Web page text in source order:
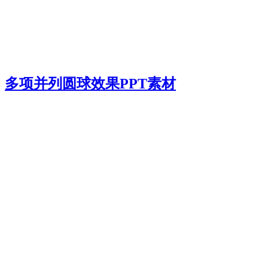
多项并列圆球效果PPT素材